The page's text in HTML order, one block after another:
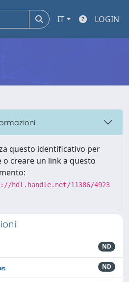
IT LOGIN
questo identificativo per
o creare un link a questo
hdl.handle.net/11386/4923
ND
ND